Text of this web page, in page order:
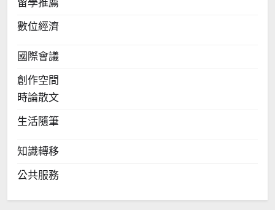
數位經濟
國際會議
創作空間
時論散文
生活隨筆
知識轉移
公共服務